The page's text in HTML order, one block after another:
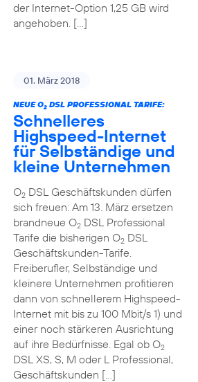
der Internet-Option 1,25 GB wird
angehoben. […]
01. März 2018
NEUE O2DSL PROFESSIONAL TARIFE:
Schnelleres
Highspeed-Internet
für Selbständige und
kleine Unternehmen
O2DSL Geschäftskunden dürfen
sich freuen: Am 13. März ersetzen
brandneue O2DSL Professional
Tarife die bisherigen O2DSL
Geschäftskunden-Tarife.
Freiberufler, Selbständige und
kleinere Unternehmen profitieren
dann von schnellerem Highspeed-
Internet mit bis zu 100 Mbit/s 1) und
einer noch stärkeren Ausrichtung
auf ihre Bedürfnisse. Egal ob O2
DSL XS, S, M oder L Professional,
Geschäftskunden […]